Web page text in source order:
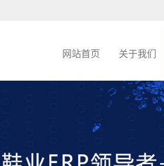
网站首页 关于我们